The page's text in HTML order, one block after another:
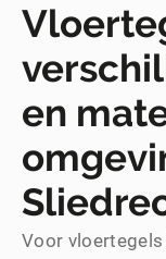
en
Voor